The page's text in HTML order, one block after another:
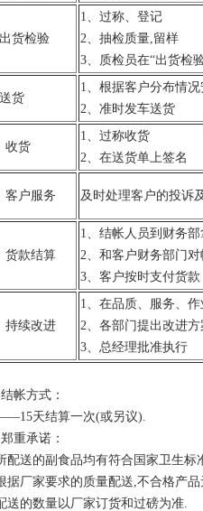
货检验
1、过称、登记
2、抽检质量,留样
3、质检员在“出货检
货
1、根据客户分布情
2、准时发车送货
收货
1、过称收货
2、在送货单上签名
客户服务 及时处理客户的投诉
货款结算
1、结帐人员到财务
2、和客户财务部门
3、客户按时支付货款
持续改进
1、在品质、服务、
2、各部门提出改进方
3、总经理批准执行
帐方式：
天结算一次(或另议).
重承诺：
配送的副食品均有符合国家卫生标
据厂家要求的质量配送,不合格产
送的数量以厂家订货和过磅为准.